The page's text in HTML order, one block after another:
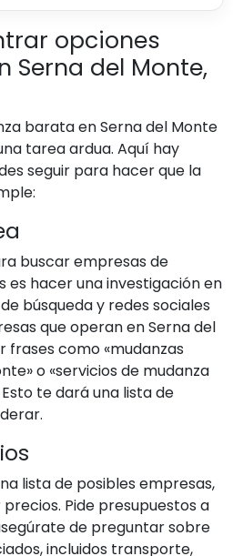
opciones
Serna del Monte,
barata en Serna del Monte
tarea ardua. Aquí hay
seguir para hacer que la
buscar empresas de
es hacer una investigación en
búsqueda y redes sociales
que operan en Serna del
frases como «mudanzas
o «servicios de mudanza
te dará una lista de
lista de posibles empresas,
Pide presupuestos a
de preguntar sobre
incluidos transporte,